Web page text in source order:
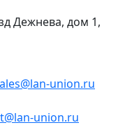
Дежнева, дом 1,
union.ru
union.ru